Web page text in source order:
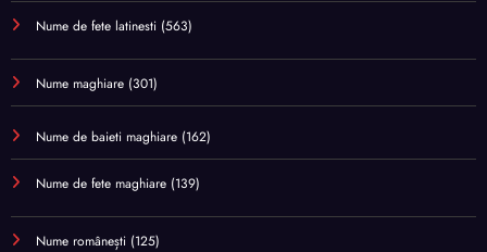
Nume de fete latinesti (563)
Nume maghiare (301)
Nume de baieti maghiare (162)
Nume de fete maghiare (139)
Nume românești (125)